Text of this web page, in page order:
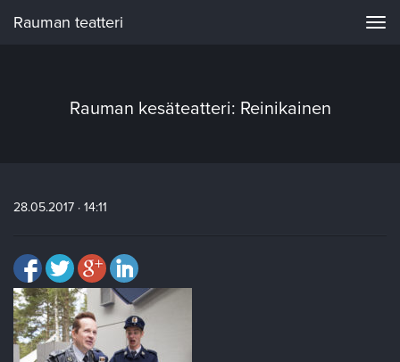
Rauman teatteri
Rauman kesäteatteri: Reinikainen
28.05.2017 · 14:11